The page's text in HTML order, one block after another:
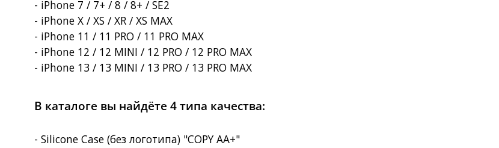
- iPhone 7 / 7+ / 8 / 8+ / SE2
- iPhone X / XS / XR / XS MAX
- iPhone 11 / 11 PRO / 11 PRO MAX
- iPhone 12 / 12 MINI / 12 PRO / 12 PRO MAX
- iPhone 13 / 13 MINI / 13 PRO / 13 PRO MAX
В каталоге вы найдёте 4 типа качества:
- Silicone Case (без логотипа) "COPY AA+"